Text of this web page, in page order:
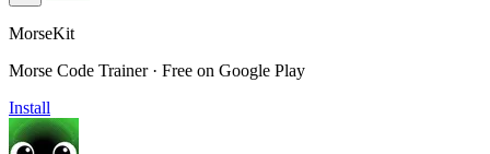
MorseKit
Morse Code Trainer · Free on Google Play
Install